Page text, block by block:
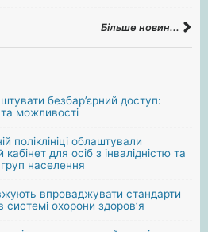
Більше новин...
безбар’єрний доступ:
можливості
поліклініці облаштували
кабінет для осіб з інвалідністю та
населення
впроваджувати стандарти
системі охорони здоров’я